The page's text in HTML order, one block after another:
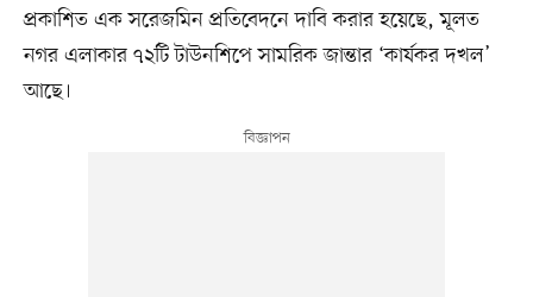
প্রকাশিত এক সরেজমিন প্রতিবেদনে দাবি করার হয়েছে, মূলত
নগর এলাকার ৭২টি টাউনশিপে সামরিক জান্তার ‘কার্যকর দখল’
আছে।